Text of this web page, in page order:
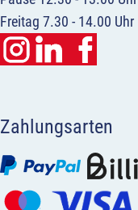
Freitag 7.30 - 14.00 Uhr
Zahlungsarten